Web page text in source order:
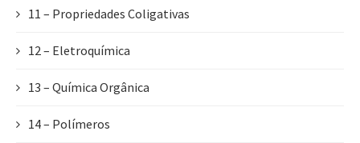
11 – Propriedades Coligativas
12 – Eletroquímica
13 – Química Orgânica
14 – Polímeros